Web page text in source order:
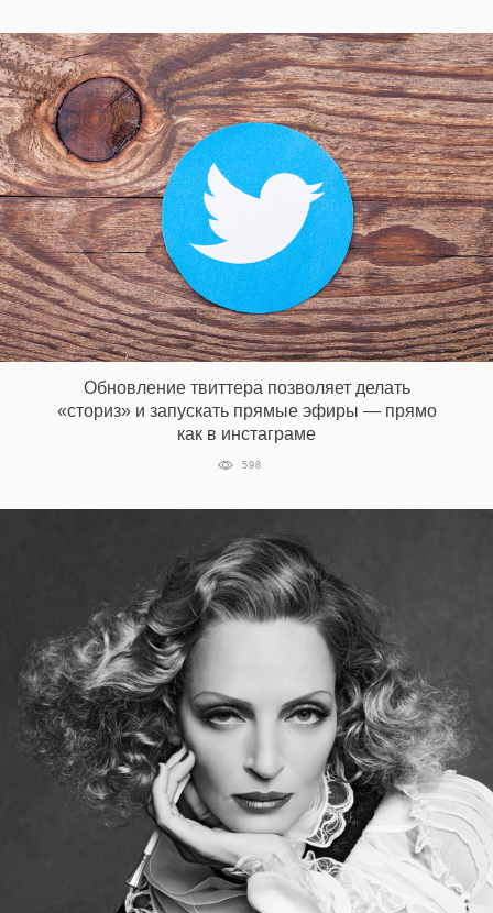
Обновление твиттера позволяет делать
«сториз» и запускать прямые эфиры — прямо
как в инстаграме
598